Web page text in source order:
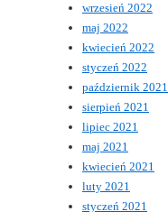
wrzesień 2022
maj 2022
kwiecień 2022
styczeń 2022
październik 2021
sierpień 2021
lipiec 2021
maj 2021
kwiecień 2021
luty 2021
styczeń 2021